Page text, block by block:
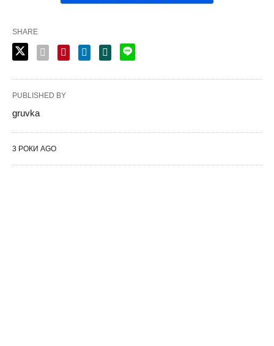
SHARE
PUBLISHED BY
gruvka
3 РОКИ AGO